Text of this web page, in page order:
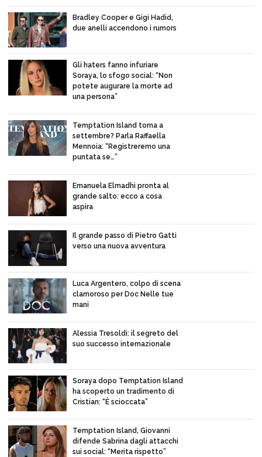
Bradley Cooper e Gigi Hadid,
due anelli accendono i rumors
Gli haters fanno infuriare
Soraya, lo sfogo social: “Non
potete augurare la morte ad
una persona”
Temptation Island torna a
settembre? Parla Raffaella
Mennoia: “Registreremo una
puntata se…”
Emanuela Elmadhi pronta al
grande salto: ecco a cosa
aspira
Il grande passo di Pietro Gatti
verso una nuova avventura
Luca Argentero, colpo di scena
clamoroso per Doc Nelle tue
mani
Alessia Tresoldi: il segreto del
suo successo internazionale
Soraya dopo Temptation Island
ha scoperto un tradimento di
Cristian: “È scioccata”
Temptation Island, Giovanni
difende Sabrina dagli attacchi
sui social: “Merita rispetto”